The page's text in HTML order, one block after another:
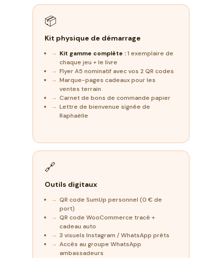
📦
Kit physique de démarrage
Kit gamme complète :1 exemplaire de
chaque jeu + le livre
Flyer A5 nominatif avec vos 2 QR codes
Marque-pages cadeaux pour les
ventes terrain
Carnet de bons de commande papier
Lettre de bienvenue signée de
Raphaëlle
🔗
Outils digitaux
QR code SumUp personnel (0 € de
port)
QR code WooCommerce tracé +
cadeau auto
3 visuels Instagram / WhatsApp prêts
Accès au groupe WhatsApp
ambassadeurs